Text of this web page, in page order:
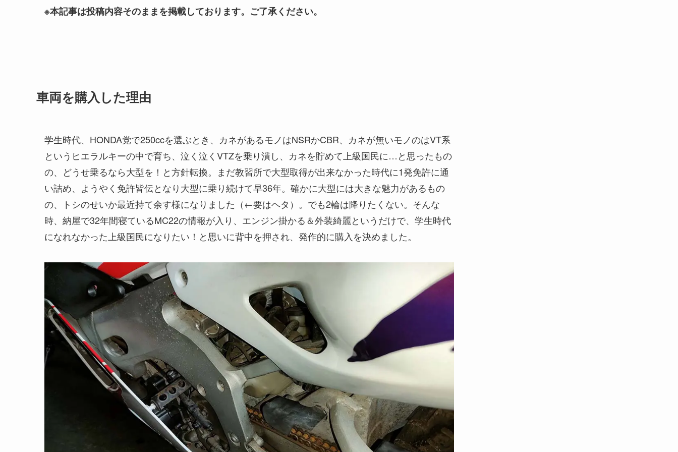
※本記事は投稿内容そのままを掲載しております。ご了承ください。
車両を購入した理由
学生時代、HONDA党で250ccを選ぶとき、カネがあるモノはNSRかCBR、カネが無いモノのはVT系
というヒエラルキーの中で育ち、泣く泣くVTZを乗り潰し、カネを貯めて上級国民に…と思ったもの
の、どうせ乗るなら大型を！と方針転換。まだ教習所で大型取得が出来なかった時代に1発免許に通
い詰め、ようやく免許皆伝となり大型に乗り続けて早36年。確かに大型には大きな魅力があるもの
の、トシのせいか最近持て余す様になりました（←要はヘタ）。でも2輪は降りたくない。そんな
時、納屋で32年間寝ているMC22の情報が入り、エンジン掛かる＆外装綺麗というだけで、学生時代
になれなかった上級国民になりたい！と思いに背中を押され、発作的に購入を決めました。